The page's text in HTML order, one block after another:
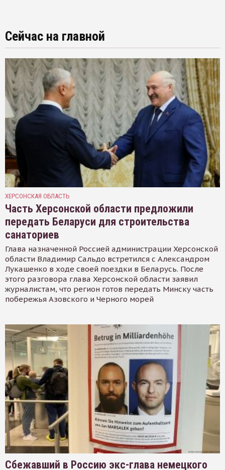
Сейчас на главной
ХЕРСОНСКАЯ ОБЛАСТЬ
Часть Херсонской области предложили
передать Беларуси для строительства
санаториев
Глава назначенной Россией администрации Херсонской
области Владимир Сальдо встретился с Александром
Лукашенко в ходе своей поездки в Беларусь. После
этого разговора глава Херсонской области заявил
журналистам, что регион готов передать Минску часть
побережья Азовского и Черного морей
Сбежавший в Россию экс-глава немецкого